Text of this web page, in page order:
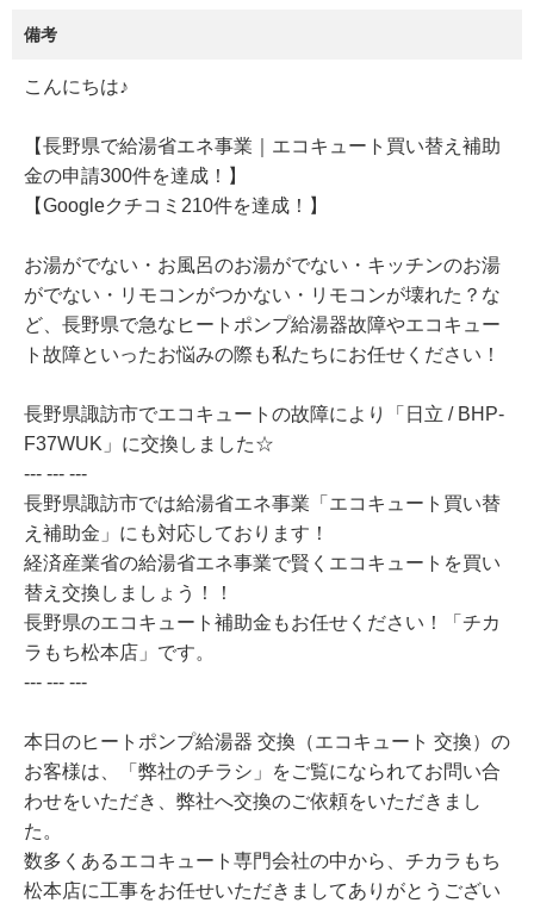
備考
こんにちは♪
【長野県で給湯省エネ事業｜エコキュート買い替え補助
金の申請300件を達成！】
【Googleクチコミ210件を達成！】
お湯がでない・お風呂のお湯がでない・キッチンのお湯
がでない・リモコンがつかない・リモコンが壊れた？な
ど、長野県で急なヒートポンプ給湯器故障やエコキュー
ト故障といったお悩みの際も私たちにお任せください！
長野県諏訪市でエコキュートの故障により「日立 / BHP-
F37WUK」に交換しました☆
--- --- ---
長野県諏訪市では給湯省エネ事業「エコキュート買い替
え補助金」にも対応しております！
経済産業省の給湯省エネ事業で賢くエコキュートを買い
替え交換しましょう！！
長野県のエコキュート補助金もお任せください！「チカ
ラもち松本店」です。
--- --- ---
本日のヒートポンプ給湯器 交換（エコキュート 交換）の
お客様は、「弊社のチラシ」をご覧になられてお問い合
わせをいただき、弊社へ交換のご依頼をいただきまし
た。
数多くあるエコキュート専門会社の中から、チカラもち
松本店に工事をお任せいただきましてありがとうござい